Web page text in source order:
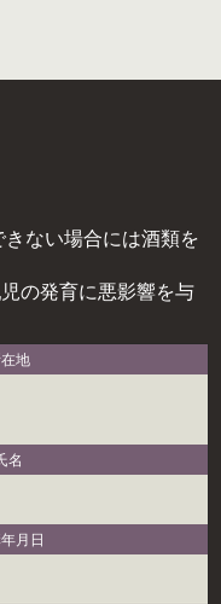
ない場合には酒類を
の発育に悪影響を与
地
名
月日